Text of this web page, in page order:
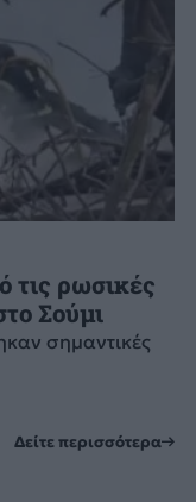
τις ρωσικές
Σούμι
σημαντικές
Δείτε περισσότερα